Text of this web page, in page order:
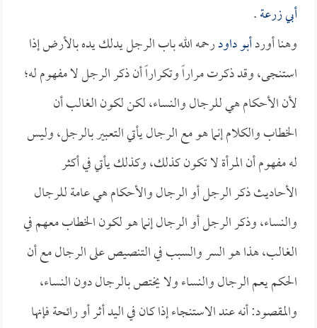
أبي زرعة.
وهنا أوردأبو داودرحمه الله باب الرجل يدلك يده بالأرض إذا
استنجى، وقد ذكرت مراراً وتكراراً أن ذكر الرجل لا مفهوم له؛
لأن الأحكام هي للرجال والنساء، لكن لكون الغالب أن
الخطاب والكلام إنما هو مع الرجال يأتي التعبير بالرجل، وليس
له مفهوم أن المرأة لا تكون كذلك، وكذلك يأتي في أكثر
الأحاديث ذكر الرجل أو الرجال والأحكام هي عامة للرجال
والنساء، وذكر الرجل أو الرجال إنما هو لكون الخطاب معهم في
الغالب، هذا هو السر والسبب في التنصيص على الرجال مع أن
الحكم يعم الرجال والنساء ولا يختص بالرجال دون النساء،
والمقصود: أنه عند الاستنجاء إذا كان في اليد أثر أو رائحة فإنها